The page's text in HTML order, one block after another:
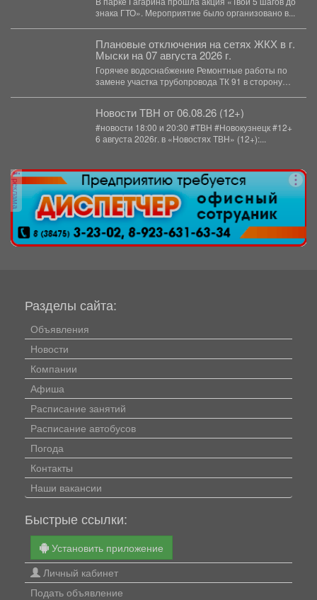
знака ГТО». Мероприятие было организовано в...
Плановые отключения на сетях ЖКХ в г.
Мыски на 07 августа 2026 г.
Горячее водоснабжение Ремонтные работы по
замене участка трубопровода ТК 91 в сторону
Новости ТВН от 06.08.26 (12+)
#новости 18:00 и 20:30 #ТВН #Новокузнецк #12+
6 августа 2026г. в «Новостях ТВН» (12+):...
реклама
Разделы сайта:
Объявления
Новости
Компании
Афиша
Расписание занятий
Расписание автобусов
Погода
Контакты
Наши вакансии
Быстрые ссылки:
Установить приложение
Личный кабинет
Подать объявление